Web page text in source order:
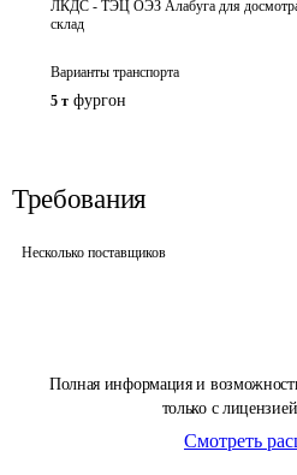
Полная информация и
только с
Смотреть
ЛКДС - ТЭЦ ОЭЗ Алабуга для
склад
Варианты транспорта
5 т фургон
Требования
Несколько поставщиков